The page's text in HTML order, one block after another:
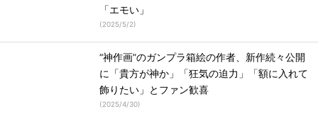
「エモい」
(2025/5/2)
“神作画”のガンプラ箱絵の作者、新作続々公開
に「貴方が神か」「狂気の迫力」「額に入れて
飾りたい」とファン歓喜
(2025/4/30)